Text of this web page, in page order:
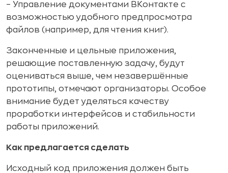
– Управление документами ВКонтакте с
возможностью удобного предпросмотра
файлов (например, для чтения книг).
Законченные и цельные приложения,
решающие поставленную задачу, будут
оцениваться выше, чем незавершённые
прототипы, отмечают организаторы. Особое
внимание будет уделяться качеству
проработки интерфейсов и стабильности
работы приложений.
Как предлагается сделать
Исходный код приложения должен быть